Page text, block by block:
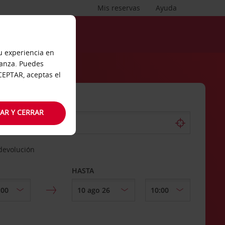
Ayuda
Mis reservas
HASTA
experiencia en
Puedes
aceptas el
Y CERRAR